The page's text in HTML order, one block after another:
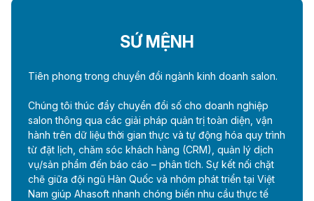
SỨ MỆNH
Tiên phong trong chuyển đổi ngành kinh doanh salon.
Chúng tôi thúc đẩy chuyển đổi số cho doanh nghiệp
salon thông qua các giải pháp quản trị toàn diện, vận
hành trên dữ liệu thời gian thực và tự động hóa quy trình
từ đặt lịch, chăm sóc khách hàng (CRM), quản lý dịch
vụ/sản phẩm đến báo cáo – phân tích. Sự kết nối chặt
chẽ giữa đội ngũ Hàn Quốc và nhóm phát triển tại Việt
Nam giúp Ahasoft nhanh chóng biến nhu cầu thực tế